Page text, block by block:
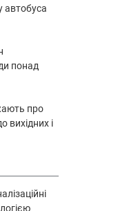
автобуса
понад
про
вихідних і